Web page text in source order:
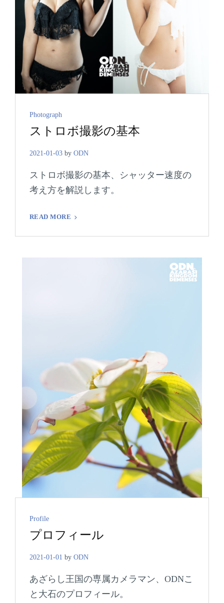
Cat
Links
Photograph
ストロボ撮影の基本
2021-01-03 by ODN
ストロボ撮影の基本、シャッター速度の
考え方を解説します。
READ MORE
ロ
Cat
Links
Profile
プロフィール
2021-01-01 by ODN
あざらし王国の専属カメラマン、ODNこ
と大石のプロフィール。